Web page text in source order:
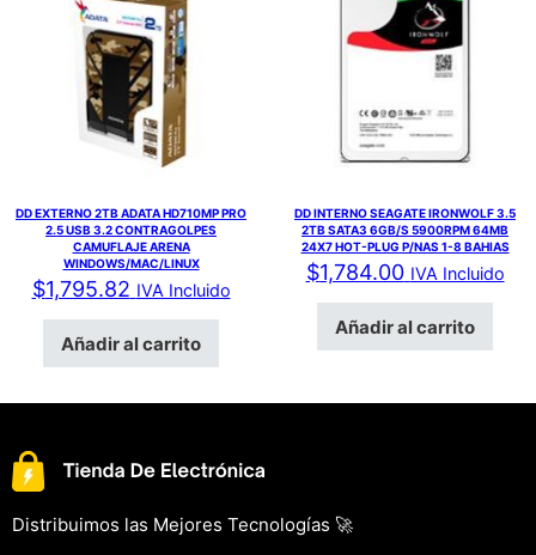
DD EXTERNO 2TB ADATA HD710MP PRO
2.5 USB 3.2 CONTRAGOLPES
CAMUFLAJE ARENA
WINDOWS/MAC/LINUX
$1,795.82 IVA Incluido
Añadir al carrito
DD INTERNO SEAGATE IRONWOLF 3.5
2TB SATA3 6GB/S 5900RPM 64MB
24X7 HOT-PLUG P/NAS 1-8 BAHIAS
$1,784.00 IVA Incluido
Añadir al carrito
Distribuimos las Mejores Tecnologías 🚀